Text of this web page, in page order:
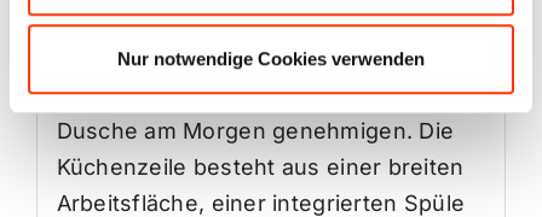
Nur notwendige Cookies verwenden
ausreichend Frischwasser an Board.
Mit der Außendusche am Heck des
Fahrzeugs könnt Ihr euch so eine
Dusche am Morgen genehmigen. Die
Küchenzeile besteht aus einer breiten
Arbeitsfläche, einer integrierten Spüle